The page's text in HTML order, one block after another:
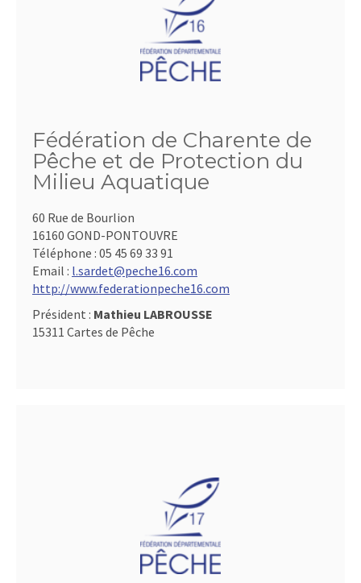
Fédération de Charente de
Pêche et de Protection du
Milieu Aquatique
60 Rue de Bourlion
16160 GOND-PONTOUVRE
Téléphone : 05 45 69 33 91
Email : l.sardet@peche16.com
http://www.federationpeche16.com
Président : Mathieu LABROUSSE
15311 Cartes de Pêche